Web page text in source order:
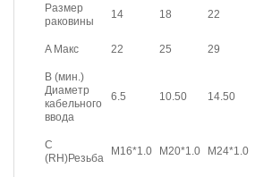
Размер
раковины
14 18 22
A Макс 22 25 29
B (мин.)
Диаметр
кабельного
ввода
6.5 10.50 14.50
C
(RH)Резьба
M16*1.0 M20*1.0 M24*1.0